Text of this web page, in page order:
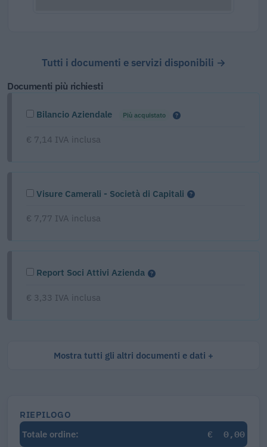
Tutti i documenti e servizi disponibili →
Documenti più richiesti
Bilancio Aziendale Più acquistato
€ 7,14 IVA inclusa
Visure Camerali - Società di Capitali
€ 7,77 IVA inclusa
Report Soci Attivi Azienda
€ 3,33 IVA inclusa
Mostra tutti gli altri documenti e dati
RIEPILOGO
Totale ordine:
€ 0,00